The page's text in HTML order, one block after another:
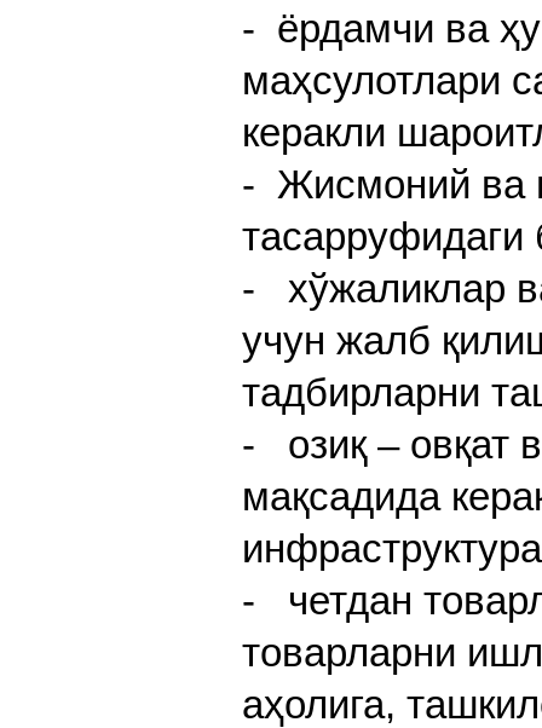
- ёрдамчи ва
маҳсулотлари
керакли
- Жисмоний ва
- хўжаликлар
учун жалб
тадбирларни
- озиқ – овқат
мақсадида
- четдан
товарларни
аҳолига,